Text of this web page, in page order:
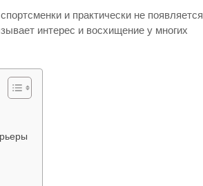
и практически не появляется
интерес и восхищение у многих